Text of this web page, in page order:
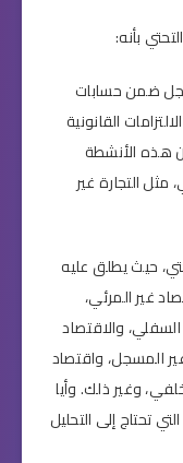
بأنه:
ضمن حسابات
القانونية
هذه الأنشطة
مثل التجارة غير
حيث يطلق عليه
غير المرئي،
والاقتصاد
المسجل، واقتصاد
وغير ذلك. وأيا
تحتاج إلى التحليل